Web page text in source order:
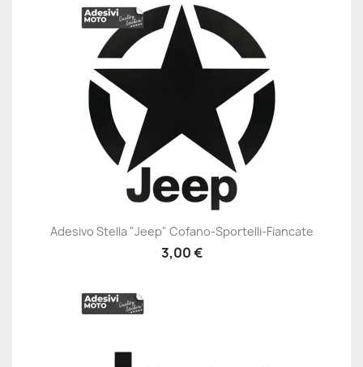
Adesivo Stella "Jeep" Cofano-Sportelli-Fiancate
3,00 €